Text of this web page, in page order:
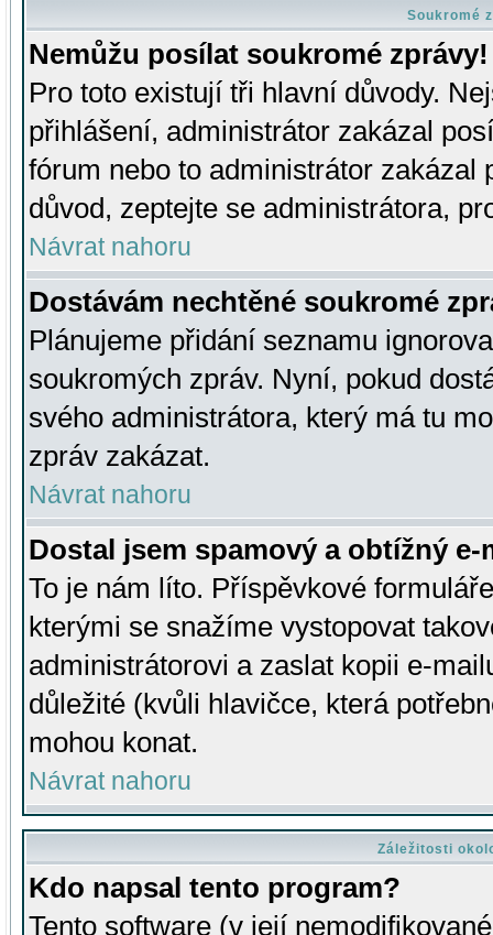
Soukromé
Nemůžu posílat soukromé zprávy!
Pro toto existují tři hlavní důvody.
přihlášení, administrátor zakázal
fórum nebo to administrátor zakázal
důvod, zeptejte se administrátora,
Návrat nahoru
Dostávám nechtěné soukromé
Plánujeme přidání seznamu
soukromých zpráv. Nyní, pokud
svého administrátora, který má tu
zpráv zakázat.
Návrat nahoru
Dostal jsem spamový a obtížný
To je nám líto. Příspěvkové
kterými se snažíme vystopovat
administrátorovi a zaslat kopii e-
důležité (kvůli hlavičce, která
mohou konat.
Návrat nahoru
Záležitosti
Kdo napsal tento program?
Tento software (v její